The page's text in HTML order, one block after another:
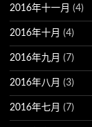
2016年十一月 (4)
2016年十月 (4)
2016年九月 (7)
2016年八月 (3)
2016年七月 (7)